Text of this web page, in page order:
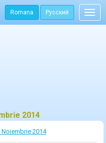
Romana Русский
2014
Noiembrie 2014